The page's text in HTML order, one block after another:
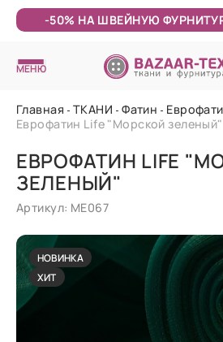
-50% НА ШВЕЙНУЮ
МЕНЮ
Главная ТКАНИ Фатин
Еврофатин Life "Морской зеленый"
ЕВРОФАТИН LIFE
ЗЕЛЕНЫЙ"
Артикул: МЕ067
НОВИНКА
ХИТ